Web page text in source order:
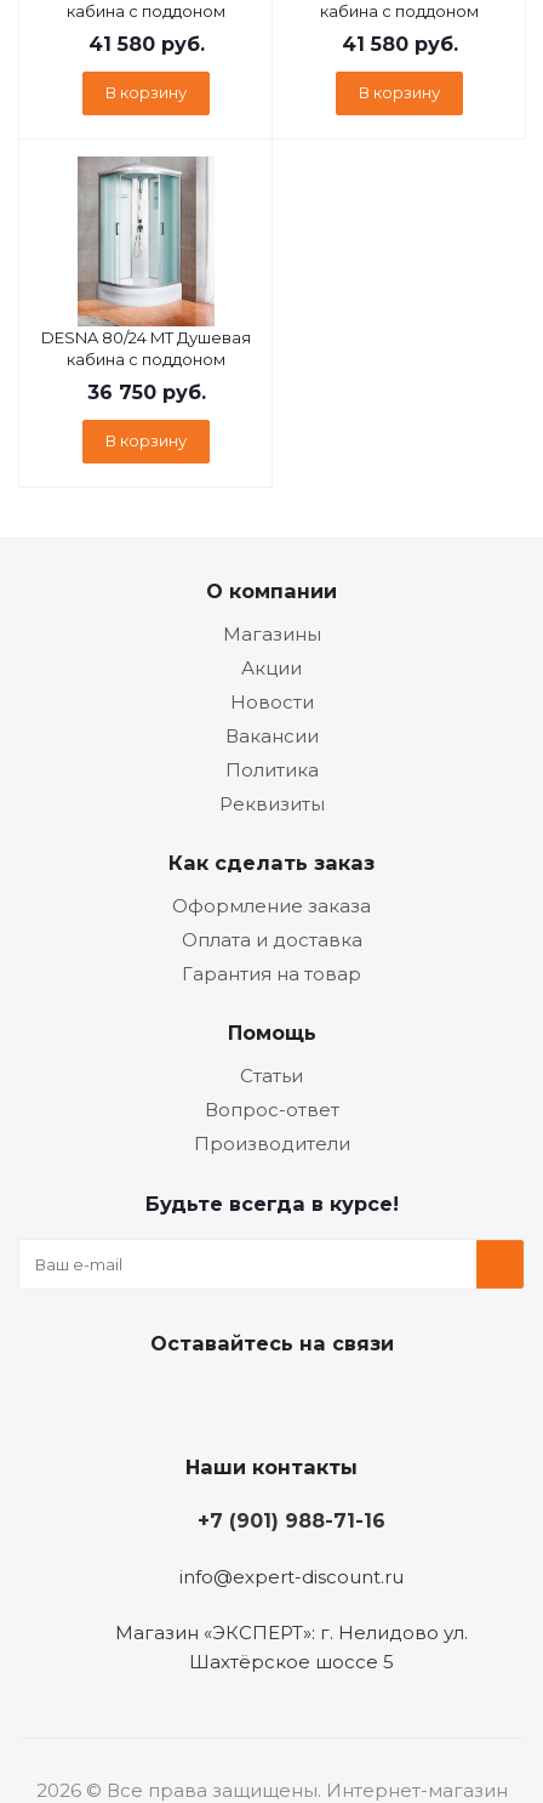
кабина с поддоном
41 580руб.
В корзину
кабина с поддоном
41 580руб.
В корзину
DESNA 80/24 MT Душевая
кабина с поддоном
36 750руб.
В корзину
О компании
Магазины
Акции
Новости
Вакансии
Политика
Реквизиты
Как сделать заказ
Оформление заказа
Оплата и доставка
Гарантия на товар
Помощь
Статьи
Вопрос-ответ
Производители
Будьте всегда в курсе!
Оставайтесь на связи
Наши контакты
+7 (901) 988-71-16
info@expert-discount.ru
Магазин «ЭКСПЕРТ»: г. Нелидово ул.
Шахтёрское шоссе 5
2026 © Все права защищены. Интернет-магазин